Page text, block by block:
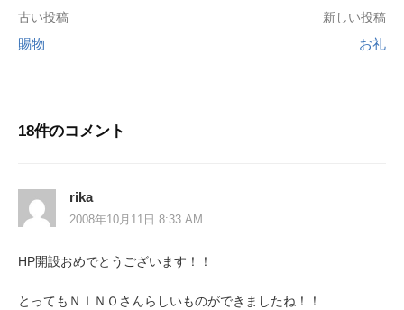
投
稿
ビ
ー
シ
ョ
古い投稿
賜物
新しい投稿
お礼
18件のコメント
rika
2008年10月11日 8:33 AM
HP開設おめでとうございます！！
とってもＮＩＮＯさんらしいものができましたね！！